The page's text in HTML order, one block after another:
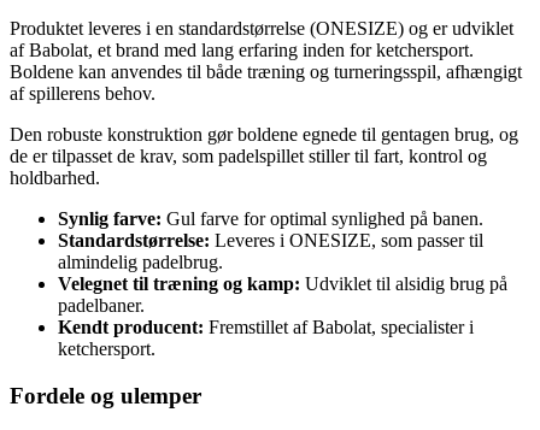
Produktet leveres i en standardstørrelse (ONESIZE) og er udviklet
af Babolat, et brand med lang erfaring inden for ketchersport.
Boldene kan anvendes til både træning og turneringsspil, afhængigt
af spillerens behov.
Den robuste konstruktion gør boldene egnede til gentagen brug, og
de er tilpasset de krav, som padelspillet stiller til fart, kontrol og
holdbarhed.
Synlig farve: Gul farve for optimal synlighed på banen.
Standardstørrelse: Leveres i ONESIZE, som passer til
almindelig padelbrug.
Velegnet til træning og kamp: Udviklet til alsidig brug på
padelbaner.
Kendt producent: Fremstillet af Babolat, specialister i
ketchersport.
Fordele og ulemper